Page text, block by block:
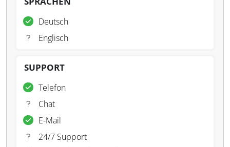
Deutsch
Englisch
SUPPORT
Telefon
Chat
E-Mail
24/7 Support